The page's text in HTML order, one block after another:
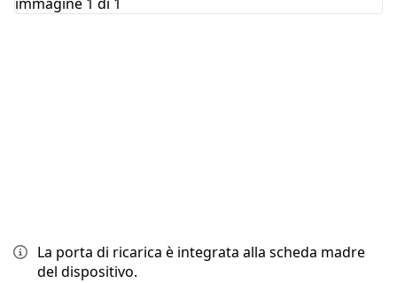
La porta di ricarica è integrata alla scheda madre
del dispositivo.